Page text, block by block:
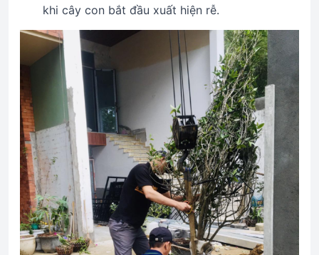
khi cây con bắt đầu xuất hiện rễ.